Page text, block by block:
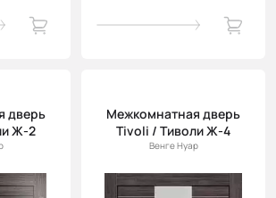
дверь
Ж-2
Межкомнатная дверь
Tivoli / Тиволи Ж-4
Венге Нуар